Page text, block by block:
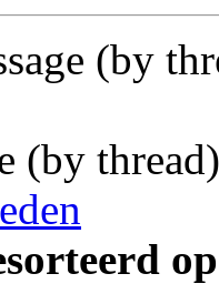
(by
(by